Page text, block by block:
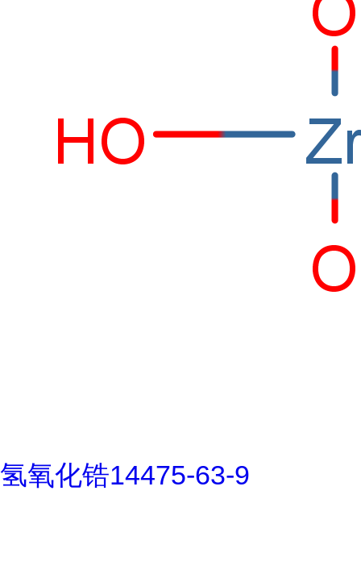
氢氧化锆14475-63-9